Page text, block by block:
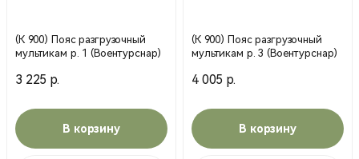
(К 900) Пояс разгрузочный
мультикам р. 1 (Воентурснар)
3 225 р.
В корзину
(К 900) Пояс разгрузочный
мультикам р. 3 (Воентурснар)
4 005 р.
В корзину